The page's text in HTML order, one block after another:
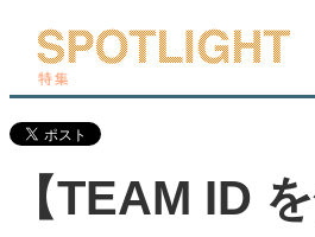
【TEAM ID